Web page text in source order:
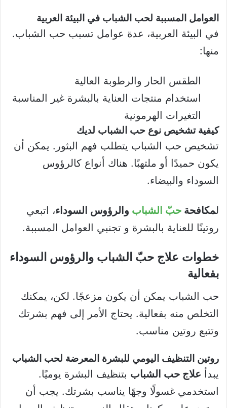
العوامل المسببة لحب الشباب في البيئة العربية
في البيئة العربية، عدة عوامل تسبب حب الشباب.
منها:
الطقس الحار والرطوبة العالية
استخدام منتجات العناية بالبشرة غير المناسبة
التغيرات الهرمونية
كيفية تشخيص نوع حب الشباب لديك
تشخيص حب الشباب يتطلب فهم البثور. يمكن أن
يكون حميدًا أو ملتهبًا. هناك أنواع كالرؤوس
السوداء والبيضاء.
لمكافحة حبّ الشباب والرؤوس السوداء، اتبعي
روتينًا للعناية بالبشرة و تجنبي العوامل المسببة.
خطوات علاج حبّ الشباب والرؤوس السوداء
بفعالية
حب الشباب يمكن أن يكون مزعجًا. لكن، يمكنك
التخلص منه بفعالية. يحتاج الأمر إلى فهم بشرتك
وتتبع روتين مناسب.
روتين التنظيف اليومي للبشرة المعرضة لحب الشباب
يبدأ علاج حب الشباب بتنظيف البشرة يوميًا.
استخدمي غسولًا وجهًا يناسب بشرتك. يجب أن